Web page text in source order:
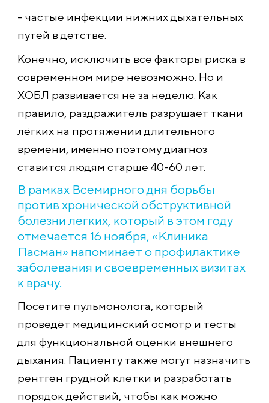
- частые инфекции нижних дыхательных
путей в детстве.
Конечно, исключить все факторы риска в
современном мире невозможно. Но и
ХОБЛ развивается не за неделю. Как
правило, раздражитель разрушает ткани
лёгких на протяжении длительного
времени, именно поэтому диагноз
ставится людям старше 40-60 лет.
В рамках Всемирного дня борьбы
против хронической обструктивной
болезни легких, который в этом году
отмечается 16 ноября, «Клиника
Пасман» напоминает о профилактике
заболевания и своевременных визитах
к врачу.
Посетите пульмонолога, который
проведёт медицинский осмотр и тесты
для функциональной оценки внешнего
дыхания. Пациенту также могут назначить
рентген грудной клетки и разработать
порядок действий, чтобы как можно